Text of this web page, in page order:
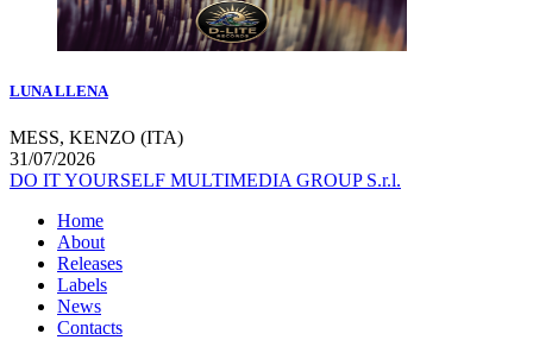
LUNA LLENA
MESS, KENZO (ITA)
31/07/2026
DO IT YOURSELF MULTIMEDIA GROUP S.r.l.
Home
About
Releases
Labels
News
Contacts